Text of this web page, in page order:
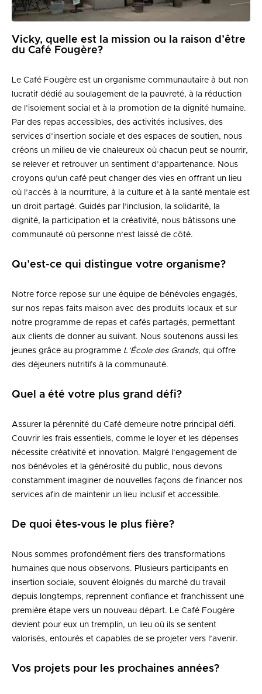
Vicky, quelle est la mission ou la raison d’être
du Café Fougère?
Le Café Fougère est un organisme communautaire à but non
lucratif dédié au soulagement de la pauvreté, à la réduction
de l’isolement social et à la promotion de la dignité humaine.
Par des repas accessibles, des activités inclusives, des
services d’insertion sociale et des espaces de soutien, nous
créons un milieu de vie chaleureux où chacun peut se nourrir,
se relever et retrouver un sentiment d’appartenance. Nous
croyons qu’un café peut changer des vies en offrant un lieu
où l’accès à la nourriture, à la culture et à la santé mentale est
un droit partagé. Guidés par l’inclusion, la solidarité, la
dignité, la participation et la créativité, nous bâtissons une
communauté où personne n’est laissé de côté.
Qu’est-ce qui distingue votre organisme?
Notre force repose sur une équipe de bénévoles engagés,
sur nos repas faits maison avec des produits locaux et sur
notre programme de repas et cafés partagés, permettant
aux clients de donner au suivant. Nous soutenons aussi les
jeunes grâce au programme L’École des Grands, qui offre
des déjeuners nutritifs à la communauté.
Quel a été votre plus grand défi?
Assurer la pérennité du Café demeure notre principal défi.
Couvrir les frais essentiels, comme le loyer et les dépenses
nécessite créativité et innovation. Malgré l’engagement de
nos bénévoles et la générosité du public, nous devons
constamment imaginer de nouvelles façons de financer nos
services afin de maintenir un lieu inclusif et accessible.
De quoi êtes‑vous le plus fière?
Nous sommes profondément fiers des transformations
humaines que nous observons. Plusieurs participants en
insertion sociale, souvent éloignés du marché du travail
depuis longtemps, reprennent confiance et franchissent une
première étape vers un nouveau départ. Le Café Fougère
devient pour eux un tremplin, un lieu où ils se sentent
valorisés, entourés et capables de se projeter vers l’avenir.
Vos projets pour les prochaines années?